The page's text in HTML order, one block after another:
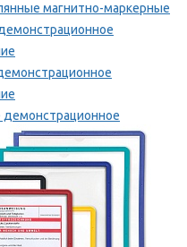
магнитно-маркерные
демонстрационное